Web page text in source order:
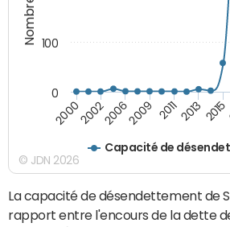
Capacité de
2000200220062009 20112013 2015
0
100
© JDN 2026
La capacité de désendettement de
rapport entre l'encours de la dette